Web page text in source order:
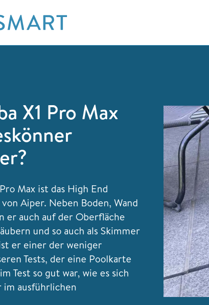
X1 Pro Max
Max ist das High End
Aiper. Neben Boden, Wand
er auch auf der Oberfläche
und so auch als Skimmer
er einer der weniger
Tests, der eine Poolkarte
Test so gut war, wie es sich
ausführlichen